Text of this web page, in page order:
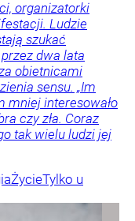
organizatorki
Ludzie
szukać
dwa lata
obietnicami
sensu. „Im
mniej interesowało
czy zła. Coraz
tak wielu ludzi jej
ŻycieTylko u